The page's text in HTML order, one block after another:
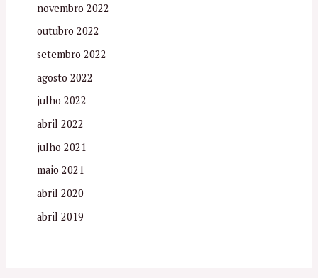
novembro 2022
outubro 2022
setembro 2022
agosto 2022
julho 2022
abril 2022
julho 2021
maio 2021
abril 2020
abril 2019